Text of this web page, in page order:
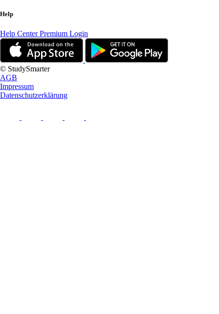
Help
Help CenterPremium Login
© StudySmarter
AGB
Impressum
Datenschutzerklärung